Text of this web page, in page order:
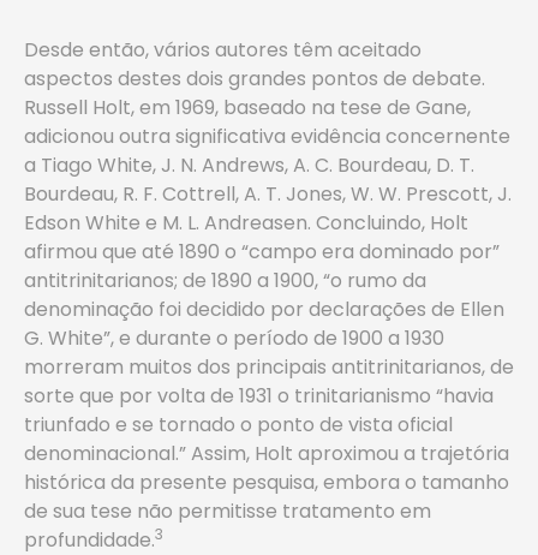
Desde então, vários autores têm aceitado
aspectos destes dois grandes pontos de debate.
Russell Holt, em 1969, baseado na tese de Gane,
adicionou outra significativa evidência concernente
a Tiago White, J. N. Andrews, A. C. Bourdeau, D. T.
Bourdeau, R. F. Cottrell, A. T. Jones, W. W. Prescott, J.
Edson White e M. L. Andreasen. Concluindo, Holt
afirmou que até 1890 o “campo era dominado por”
antitrinitarianos; de 1890 a 1900, “o rumo da
denominação foi decidido por declarações de Ellen
G. White”, e durante o período de 1900 a 1930
morreram muitos dos principais antitrinitarianos, de
sorte que por volta de 1931 o trinitarianismo “havia
triunfado e se tornado o ponto de vista oficial
denominacional.” Assim, Holt aproximou a trajetória
histórica da presente pesquisa, embora o tamanho
de sua tese não permitisse tratamento em
profundidade.3